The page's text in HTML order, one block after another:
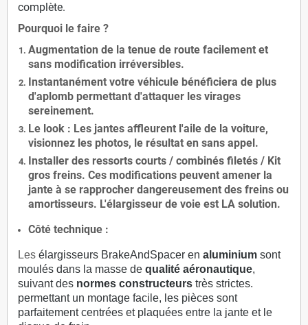
complète.
Pourquoi le faire ?
Augmentation de la tenue de route facilement et
sans modification irréversibles.
Instantanément votre véhicule bénéficiera de plus
d'aplomb permettant d'attaquer les virages
sereinement.
Le look : Les jantes affleurent l'aile de la voiture,
visionnez les photos, le résultat en sans appel.
Installer des ressorts courts / combinés filetés / Kit
gros freins. Ces modifications peuvent amener la
jante à se rapprocher dangereusement des freins ou
amortisseurs. L'élargisseur de voie est LA solution.
Côté technique :
Les élargisseurs BrakeAndSpacer en aluminium sont
moulés dans la masse de qualité aéronautique,
suivant des normes constructeurs très strictes.
permettant un montage facile, les pièces sont
parfaitement centrées et plaquées entre la jante et le